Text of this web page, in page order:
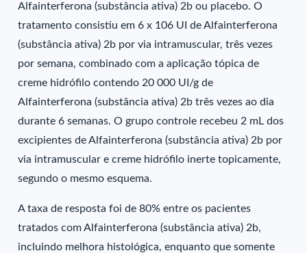
Alfainterferona (substância ativa) 2b ou placebo. O
tratamento consistiu em 6 x 106 UI de Alfainterferona
(substância ativa) 2b por via intramuscular, três vezes
por semana, combinado com a aplicação tópica de
creme hidrófilo contendo 20 000 UI/g de
Alfainterferona (substância ativa) 2b três vezes ao dia
durante 6 semanas. O grupo controle recebeu 2 mL dos
excipientes de Alfainterferona (substância ativa) 2b por
via intramuscular e creme hidrófilo inerte topicamente,
segundo o mesmo esquema.
A taxa de resposta foi de 80% entre os pacientes
tratados com Alfainterferona (substância ativa) 2b,
incluindo melhora histológica, enquanto que somente